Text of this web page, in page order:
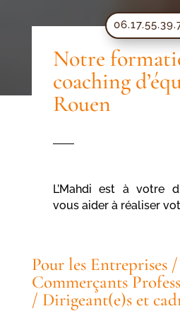
Notre
coaching
Rouen
L’Mahdi est à votre
vous aider à réaliser
Pour les Entreprises
Commerçants
/ Dirigeant(e)s et